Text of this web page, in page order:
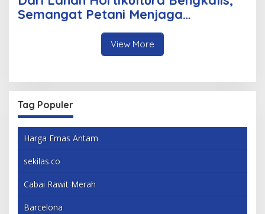
Semangat Petani Menjaga
Ketahanan Pangan Terus Tumbuh
View More
Tag Populer
Harga Emas Antam
sekilas.co
Cabai Rawit Merah
Barcelona